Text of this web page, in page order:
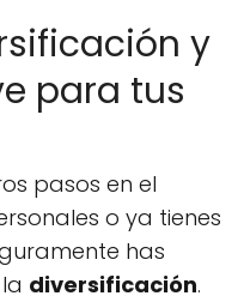
y
para tus
pasos en el
o ya tienes
has
diversificación.